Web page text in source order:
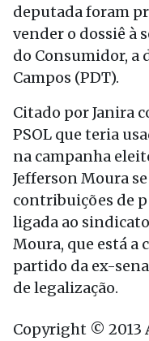
deputada foram
vender o dossiê à
do Consumidor, a
Campos (PDT).
Citado por Janira
PSOL que teria
na campanha
Jefferson Moura
contribuições de
ligada ao
Moura, que está a
partido da ex-
de legalização.
Copyright © 2013